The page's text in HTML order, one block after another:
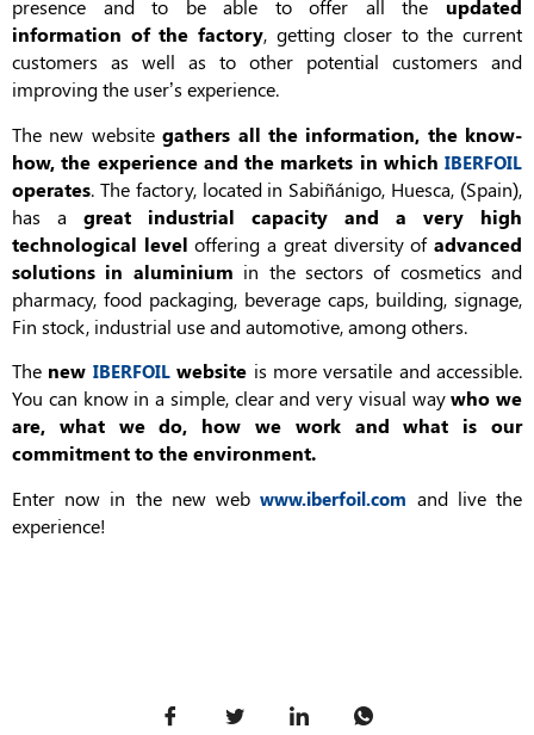
presence and to be able to offer all the updated
information of the factory, getting closer to the current
customers as well as to other potential customers and
improving the user’s experience.
The new websitegathers all the information, the know-
how, the experience and the markets in which IBERFOIL
operates. The factory, located in Sabiñánigo, Huesca, (Spain),
has a great industrial capacity and a very high
technological level offering a great diversity ofadvanced
solutions in aluminium in the sectors of cosmetics and
pharmacy, food packaging, beverage caps, building, signage,
Fin stock, industrial use and automotive, among others.
The new IBERFOILwebsite is more versatile and accessible.
You can know in a simple, clear and very visual waywho we
are, what we do, how we work and what is our
commitment to the environment.
Enter now in the new web www.iberfoil.com and live the
experience!